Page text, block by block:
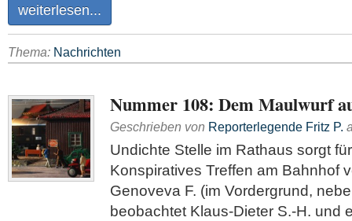
weiterlesen...
Thema: Nachrichten
Nummer 108: Dem Maulwurf
Geschrieben von Reporterlegende Fritz P.
Undichte Stelle im Rathaus sorgt
Konspiratives Treffen am Bahnhof
Genoveva F. (im Vordergrund,
beobachtet Klaus-Dieter S.-H. und